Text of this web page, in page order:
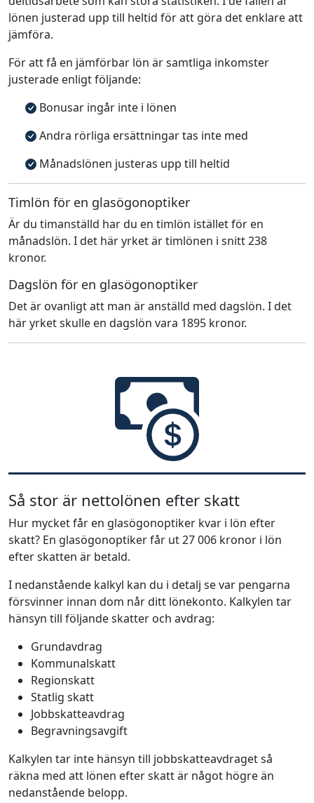
lönen justerad upp till heltid för att göra det enklare att
jämföra.
För att få en jämförbar lön är samtliga inkomster
justerade enligt följande:
Bonusar ingår inte i lönen
Andra rörliga ersättningar tas inte med
Månadslönen justeras upp till heltid
Timlön för en glasögonoptiker
Är du timanställd har du en timlön istället för en
månadslön. I det här yrket är timlönen i snitt 238
kronor.
Dagslön för en glasögonoptiker
Det är ovanligt att man är anställd med dagslön. I det
här yrket skulle en dagslön vara 1895 kronor.
Så stor är nettolönen efter skatt
Hur mycket får en glasögonoptiker kvar i lön efter
skatt? En glasögonoptiker får ut 27 006 kronor i lön
efter skatten är betald.
I nedanstående kalkyl kan du i detalj se var pengarna
försvinner innan dom når ditt lönekonto. Kalkylen tar
hänsyn till följande skatter och avdrag:
Grundavdrag
Kommunalskatt
Regionskatt
Statlig skatt
Jobbskatteavdrag
Begravningsavgift
Kalkylen tar inte hänsyn till jobbskatteavdraget så
räkna med att lönen efter skatt är något högre än
nedanstående belopp.